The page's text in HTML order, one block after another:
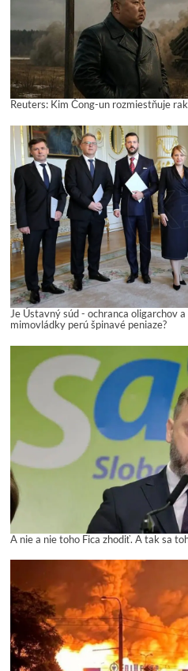
Reuters: Kim Čong-un rozmiestňuje
Je Ústavný súd - ochranca oligarchov
mimovládky perú špinavé peniaze?
A nie a nie toho Fica zhodiť. A tak sa